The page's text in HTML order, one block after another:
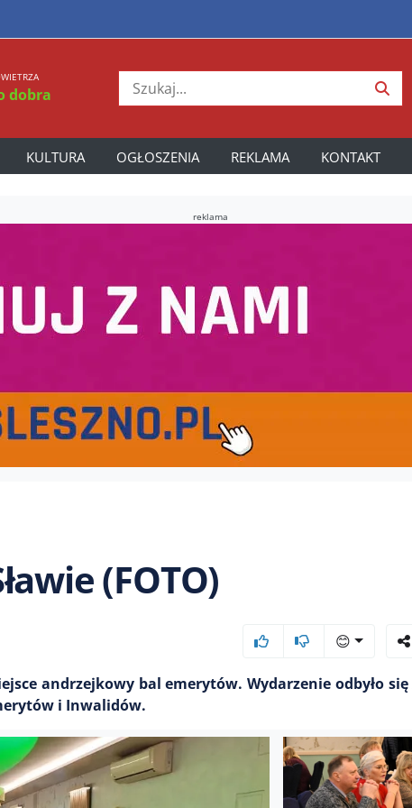
dobra
KULTURA OGŁOSZENIA REKLAMA KONTAKT
reklama
(FOTO)
😊
andrzejkowy bal emerytów. Wydarzenie odbyło
i Inwalidów.